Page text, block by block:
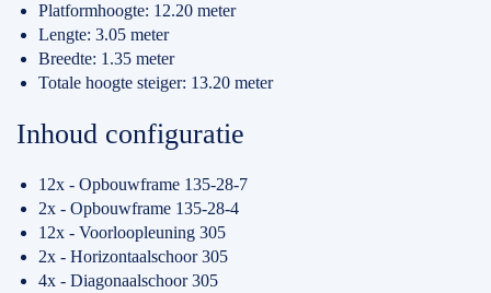
Platformhoogte: 12.20 meter
Lengte: 3.05 meter
Breedte: 1.35 meter
Totale hoogte steiger: 13.20 meter
Inhoud configuratie
12x - Opbouwframe 135-28-7
2x - Opbouwframe 135-28-4
12x - Voorloopleuning 305
2x - Horizontaalschoor 305
4x - Diagonaalschoor 305